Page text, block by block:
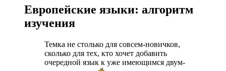
Европейские языки: алгоритм
изучения
Темка не столько для совсем-новичков,
сколько для тех, кто хочет добавить
очередной язык к уже имеющимся двум-